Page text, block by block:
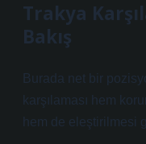
Trakya
Bakış
Burada net bir
karşılaması hem
hem de eleştirilmesi